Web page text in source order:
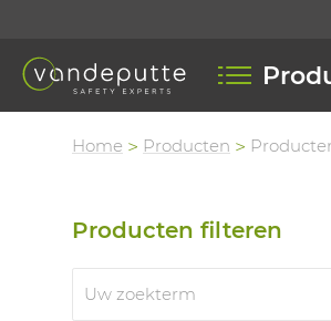
Home Producten
Producten filteren